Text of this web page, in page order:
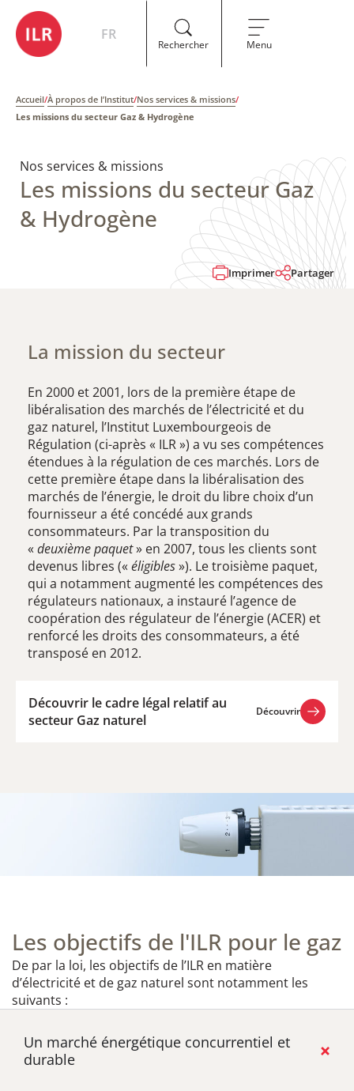
FR
Rechercher Menu
Accueil/À propos de l’Institut/Nos services & missions/
Les missions du secteur Gaz & Hydrogène
Nos services & missions
Les missions du secteur Gaz
& Hydrogène
Imprimer Partager
La mission du secteur
En 2000 et 2001, lors de la première étape de
libéralisation des marchés de l’électricité et du
gaz naturel, l’Institut Luxembourgeois de
Régulation (ci-après « ILR ») a vu ses compétences
étendues à la régulation de ces marchés. Lors de
cette première étape dans la libéralisation des
marchés de l’énergie, le droit du libre choix d’un
fournisseur a été concédé aux grands
consommateurs. Par la transposition du
«deuxième paquet» en 2007, tous les clients sont
devenus libres («éligibles»). Le troisième paquet,
qui a notamment augmenté les compétences des
régulateurs nationaux, a instauré l’agence de
coopération des régulateur de l’énergie (ACER) et
renforcé les droits des consommateurs, a été
transposé en 2012.
Découvrir le cadre légal relatif au
secteur Gaz naturel
Découvrir
Les objectifs de l'ILR pour le gaz
De par la loi, les objectifs de l’ILR en matière
d’électricité et de gaz naturel sont notamment les
suivants :
Un marché énergétique concurrentiel et
durable